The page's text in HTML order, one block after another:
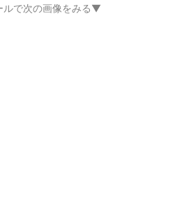
で次の画像をみる▼